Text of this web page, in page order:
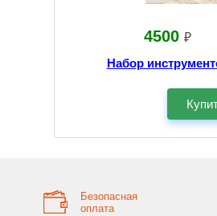
4500₽
Набор
Безопасная
оплата